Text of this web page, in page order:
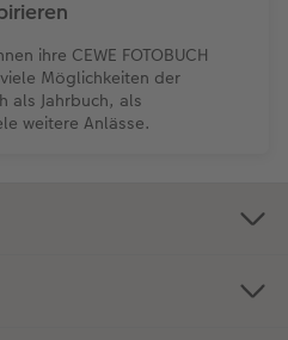
ihre CEWE FOTOBUCH
Möglichkeiten der
als Jahrbuch, als
weitere Anlässe.